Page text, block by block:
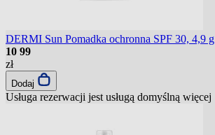
DERMI Sun Pomadka ochronna SPF 30, 4,9 g
10 99
zł
Dodaj
Usługa rezerwacji jest usługą domyślną więcej